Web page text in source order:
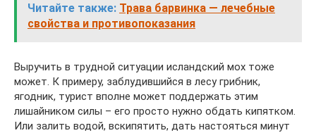
Читайте также: Трава барвинка — лечебные
свойства и противопоказания
Выручить в трудной ситуации исландский мох тоже
может. К примеру, заблудившийся в лесу грибник,
ягодник, турист вполне может поддержать этим
лишайником силы – его просто нужно обдать кипятком.
Или залить водой, вскипятить, дать настояться минут